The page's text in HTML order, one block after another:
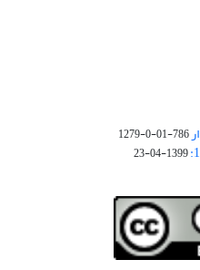
786-01-0-1279
1399-04-23